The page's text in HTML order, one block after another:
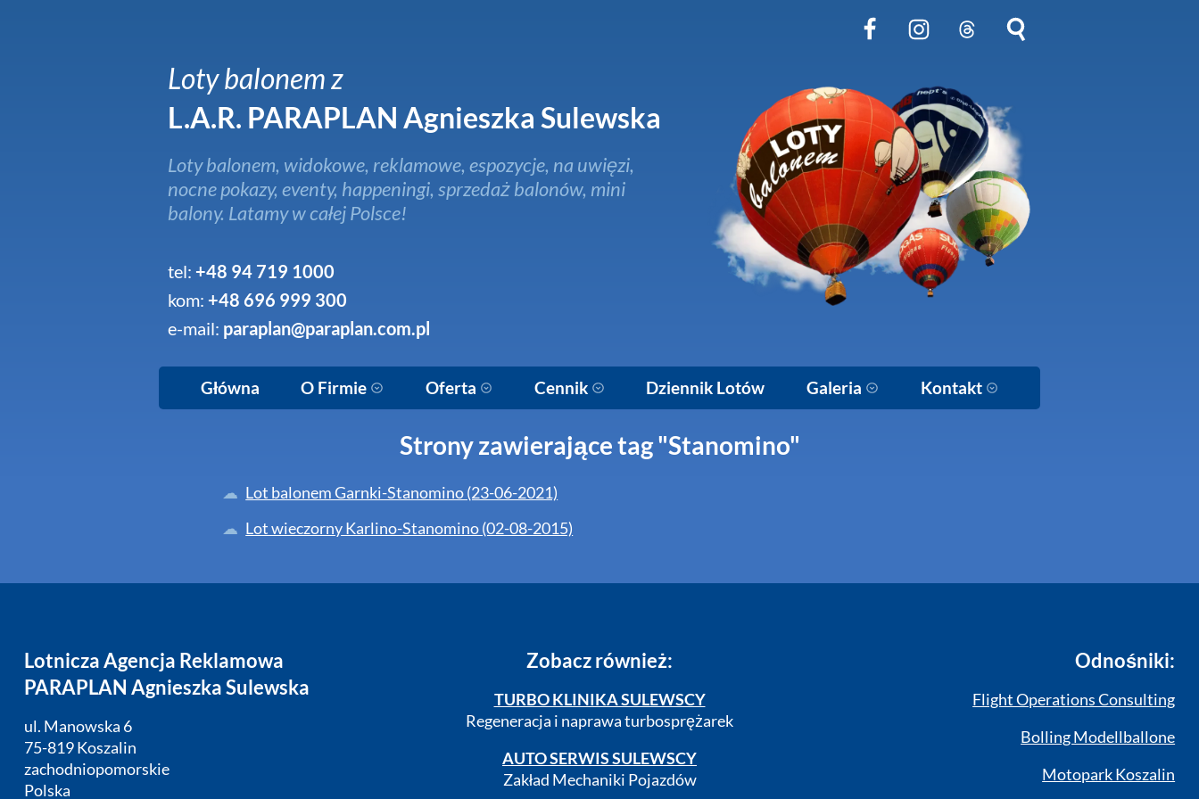
Loty balonem z
L.A.R. PARAPLAN Agnieszka Sulewska
Loty balonem, widokowe, reklamowe, espozycje, na uwięzi,
nocne pokazy, eventy, happeningi, sprzedaż balonów, mini
balony. Latamy w całej Polsce!
tel: +48 94 719 1000
kom: +48 696 999 300
e-mail: paraplan@paraplan.com.pl
Główna O Firmie Oferta Cennik Dziennik Lotów Galeria Kontakt
Strony zawierające tag "Stanomino"
Lot balonem Garnki-Stanomino (23-06-2021)
Lot wieczorny Karlino-Stanomino (02-08-2015)
Lotnicza Agencja Reklamowa
PARAPLAN Agnieszka Sulewska
ul. Manowska 6
75-819 Koszalin
zachodniopomorskie
Polska
Zobacz również:
TURBO KLINIKA SULEWSCY
Regeneracja i naprawa turbosprężarek
AUTO SERWIS SULEWSCY
Zakład Mechaniki Pojazdów
Odnośniki:
Flight Operations Consulting
Bolling Modellballone
Motopark Koszalin